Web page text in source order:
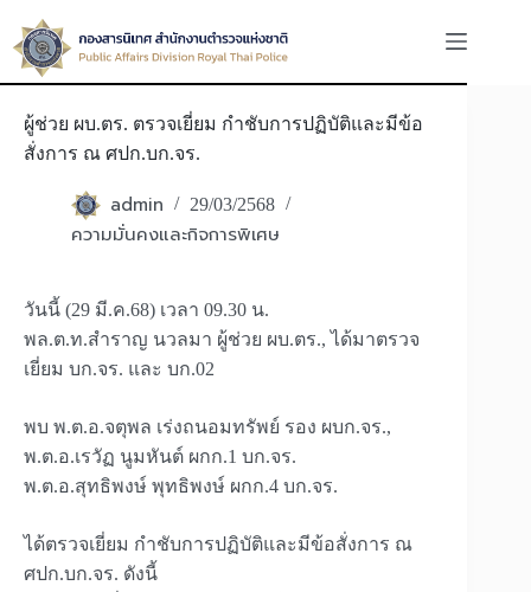
to
content
ผู้ช่วย ผบ.ตร. ตรวจเยี่ยม กำชับการปฏิบัติและมีข้อ
สั่งการ ณ ศปก.บก.จร.
admin 29/03/2568
ความมั่นคงและกิจการพิเศษ
วันนี้ (29 มี.ค.68) เวลา 09.30 น.
พล.ต.ท.สำราญ นวลมา ผู้ช่วย ผบ.ตร., ได้มาตรวจ
เยี่ยม บก.จร. และ บก.02
พบ พ.ต.อ.จตุพล เร่งถนอมทรัพย์ รอง ผบก.จร.,
พ.ต.อ.เรวัฏ นูมหันต์ ผกก.1 บก.จร.
พ.ต.อ.สุทธิพงษ์ พุทธิพงษ์ ผกก.4 บก.จร.
ได้ตรวจเยี่ยม กำชับการปฏิบัติและมีข้อสั่งการ ณ
ศปก.บก.จร. ดังนี้